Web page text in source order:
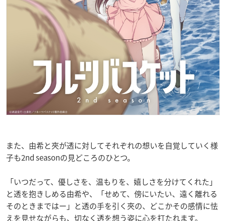
また、由希と夾が透に対してそれぞれの想いを自覚していく様
子も2nd seasonの見どころのひとつ。
「いつだって、優しさを、温もりを、嬉しさを分けてくれた」
と透を抱きしめる由希や、「せめて、傍にいたい、遠く離れる
そのときまではー」と透の手を引く夾の、どこかその感情に怯
えを見せながらも、切なく透を想う姿に心を打たれます。